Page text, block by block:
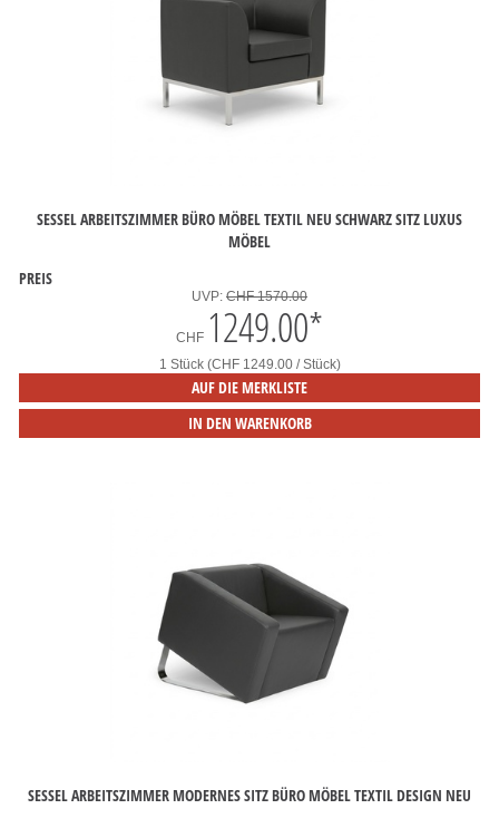
SESSEL ARBEITSZIMMER BÜRO MÖBEL TEXTIL NEU SCHWARZ SITZ LUXUS
MÖBEL
PREIS
UVP: CHF 1570.00
CHF 1249.00*
1 Stück (CHF 1249.00 / Stück)
AUF DIE MERKLISTE
IN DEN WARENKORB
SESSEL ARBEITSZIMMER MODERNES SITZ BÜRO MÖBEL TEXTIL DESIGN NEU